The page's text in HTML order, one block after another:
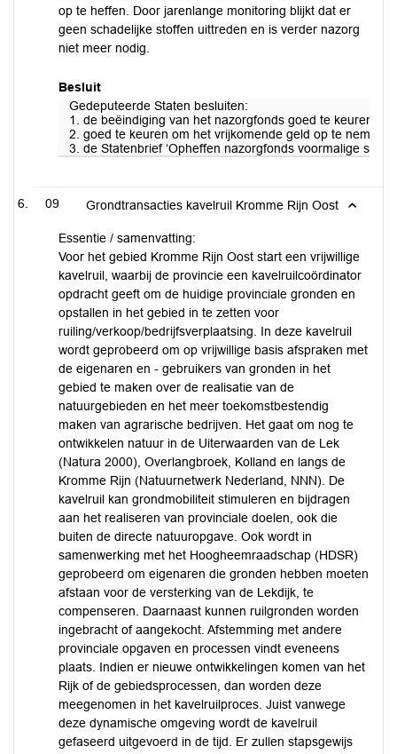
op te heffen. Door jarenlange monitoring blijkt dat er
geen schadelijke stoffen uittreden en is verder nazorg
niet meer nodig.
Besluit
Gedeputeerde Staten besluiten:
1. de beëindiging van het nazorgfonds goed te keuren;
2. goed te keuren om het vrijkomende geld op te nemen
3. de Statenbrief ‘Opheffen nazorgfonds voormalige
09 Grondtransacties kavelruil Kromme Rijn Oost
Essentie / samenvatting:
Voor het gebied Kromme Rijn Oost start een vrijwillige
kavelruil, waarbij de provincie een kavelruilcoördinator
opdracht geeft om de huidige provinciale gronden en
opstallen in het gebied in te zetten voor
ruiling/verkoop/bedrijfsverplaatsing. In deze kavelruil
wordt geprobeerd om op vrijwillige basis afspraken met
de eigenaren en - gebruikers van gronden in het
gebied te maken over de realisatie van de
natuurgebieden en het meer toekomstbestendig
maken van agrarische bedrijven. Het gaat om nog te
ontwikkelen natuur in de Uiterwaarden van de Lek
(Natura 2000), Overlangbroek, Kolland en langs de
Kromme Rijn (Natuurnetwerk Nederland, NNN). De
kavelruil kan grondmobiliteit stimuleren en bijdragen
aan het realiseren van provinciale doelen, ook die
buiten de directe natuuropgave. Ook wordt in
samenwerking met het Hoogheemraadschap (HDSR)
geprobeerd om eigenaren die gronden hebben moeten
afstaan voor de versterking van de Lekdijk, te
compenseren. Daarnaast kunnen ruilgronden worden
ingebracht of aangekocht. Afstemming met andere
provinciale opgaven en processen vindt eveneens
plaats. Indien er nieuwe ontwikkelingen komen van het
Rijk of de gebiedsprocessen, dan worden deze
meegenomen in het kavelruilproces. Juist vanwege
deze dynamische omgeving wordt de kavelruil
gefaseerd uitgevoerd in de tijd. Er zullen stapsgewijs